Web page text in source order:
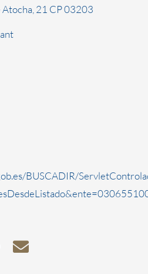
Atocha, 21 CP 03203
BUSCADIR/